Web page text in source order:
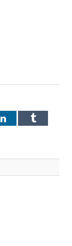
LinkedInTumblr